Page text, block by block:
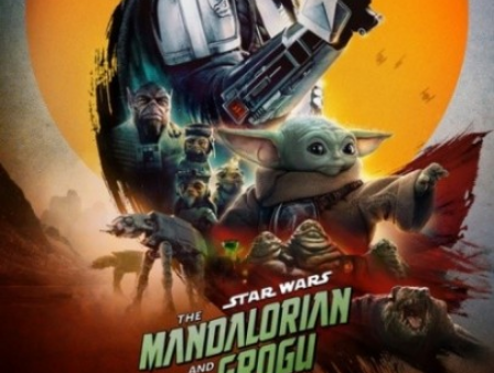
Szabadidő
Hasznos